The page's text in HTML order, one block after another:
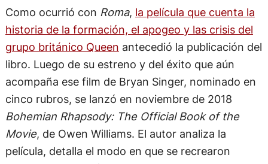
Como ocurrió con Roma, la película que cuenta la
historia de la formación, el apogeo y las crisis del
grupo británico Queen antecedió la publicación del
libro. Luego de su estreno y del éxito que aún
acompaña ese film de Bryan Singer, nominado en
cinco rubros, se lanzó en noviembre de 2018
Bohemian Rhapsody: The Official Book of the
Movie, de Owen Williams. El autor analiza la
película, detalla el modo en que se recrearon